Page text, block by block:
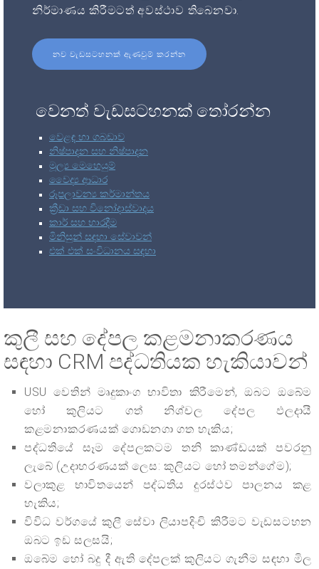
නිර්මාණය කිරීමටත් අවස්ථාව තිබෙනවා.
නව වැඩසටහනක් ඇණවුම් කරන්න
වෙනත් වැඩසටහනක් තෝරන්න
වෙළඳ හා ගබඩාව
නිෂ්පාදන සහ නිෂ්පාදන
මූල්‍ය මෙහෙයුම්
වෛද්‍ය ආධාර
රූපලාවන්‍ය කර්මාන්තය
ක්‍රීඩා සහ විනෝදාස්වාදය
කාර් සහ භාරදීම
මිනිසුන් සඳහා සේවාවන්
එක් එක් සංවිධානය සඳහා
කුලී සහ දේපල කළමනාකරණය
සඳහා CRM පද්ධතියක හැකියාවන්
USU වෙතින් මෘදුකාංග භාවිතා කිරීමෙන්, ඔබට ඔබේම
හෝ කුලියට ගත් නිශ්චල දේපල ඵලදායී
කළමනාකරණයක් ගොඩනගා ගත හැකිය;
පද්ධතියේ සෑම දේපලකටම තනි කාණ්ඩයක් පවරනු
ලැබේ (උදාහරණයක් ලෙස: කුලියට හෝ තමන්ගේම);
වලාකුළ භාවිතයෙන් පද්ධතිය දුරස්ථව පාලනය කළ
හැකිය;
විවිධ වර්ගයේ කුලී සේවා ලියාපදිංචි කිරීමට වැඩසටහන
ඔබට ඉඩ සලසයි;
ඔබේම හෝ බදු දී ඇති දේපලක් කුලියට ගැනීම සඳහා මිල